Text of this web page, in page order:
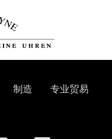
制造
专业贸易